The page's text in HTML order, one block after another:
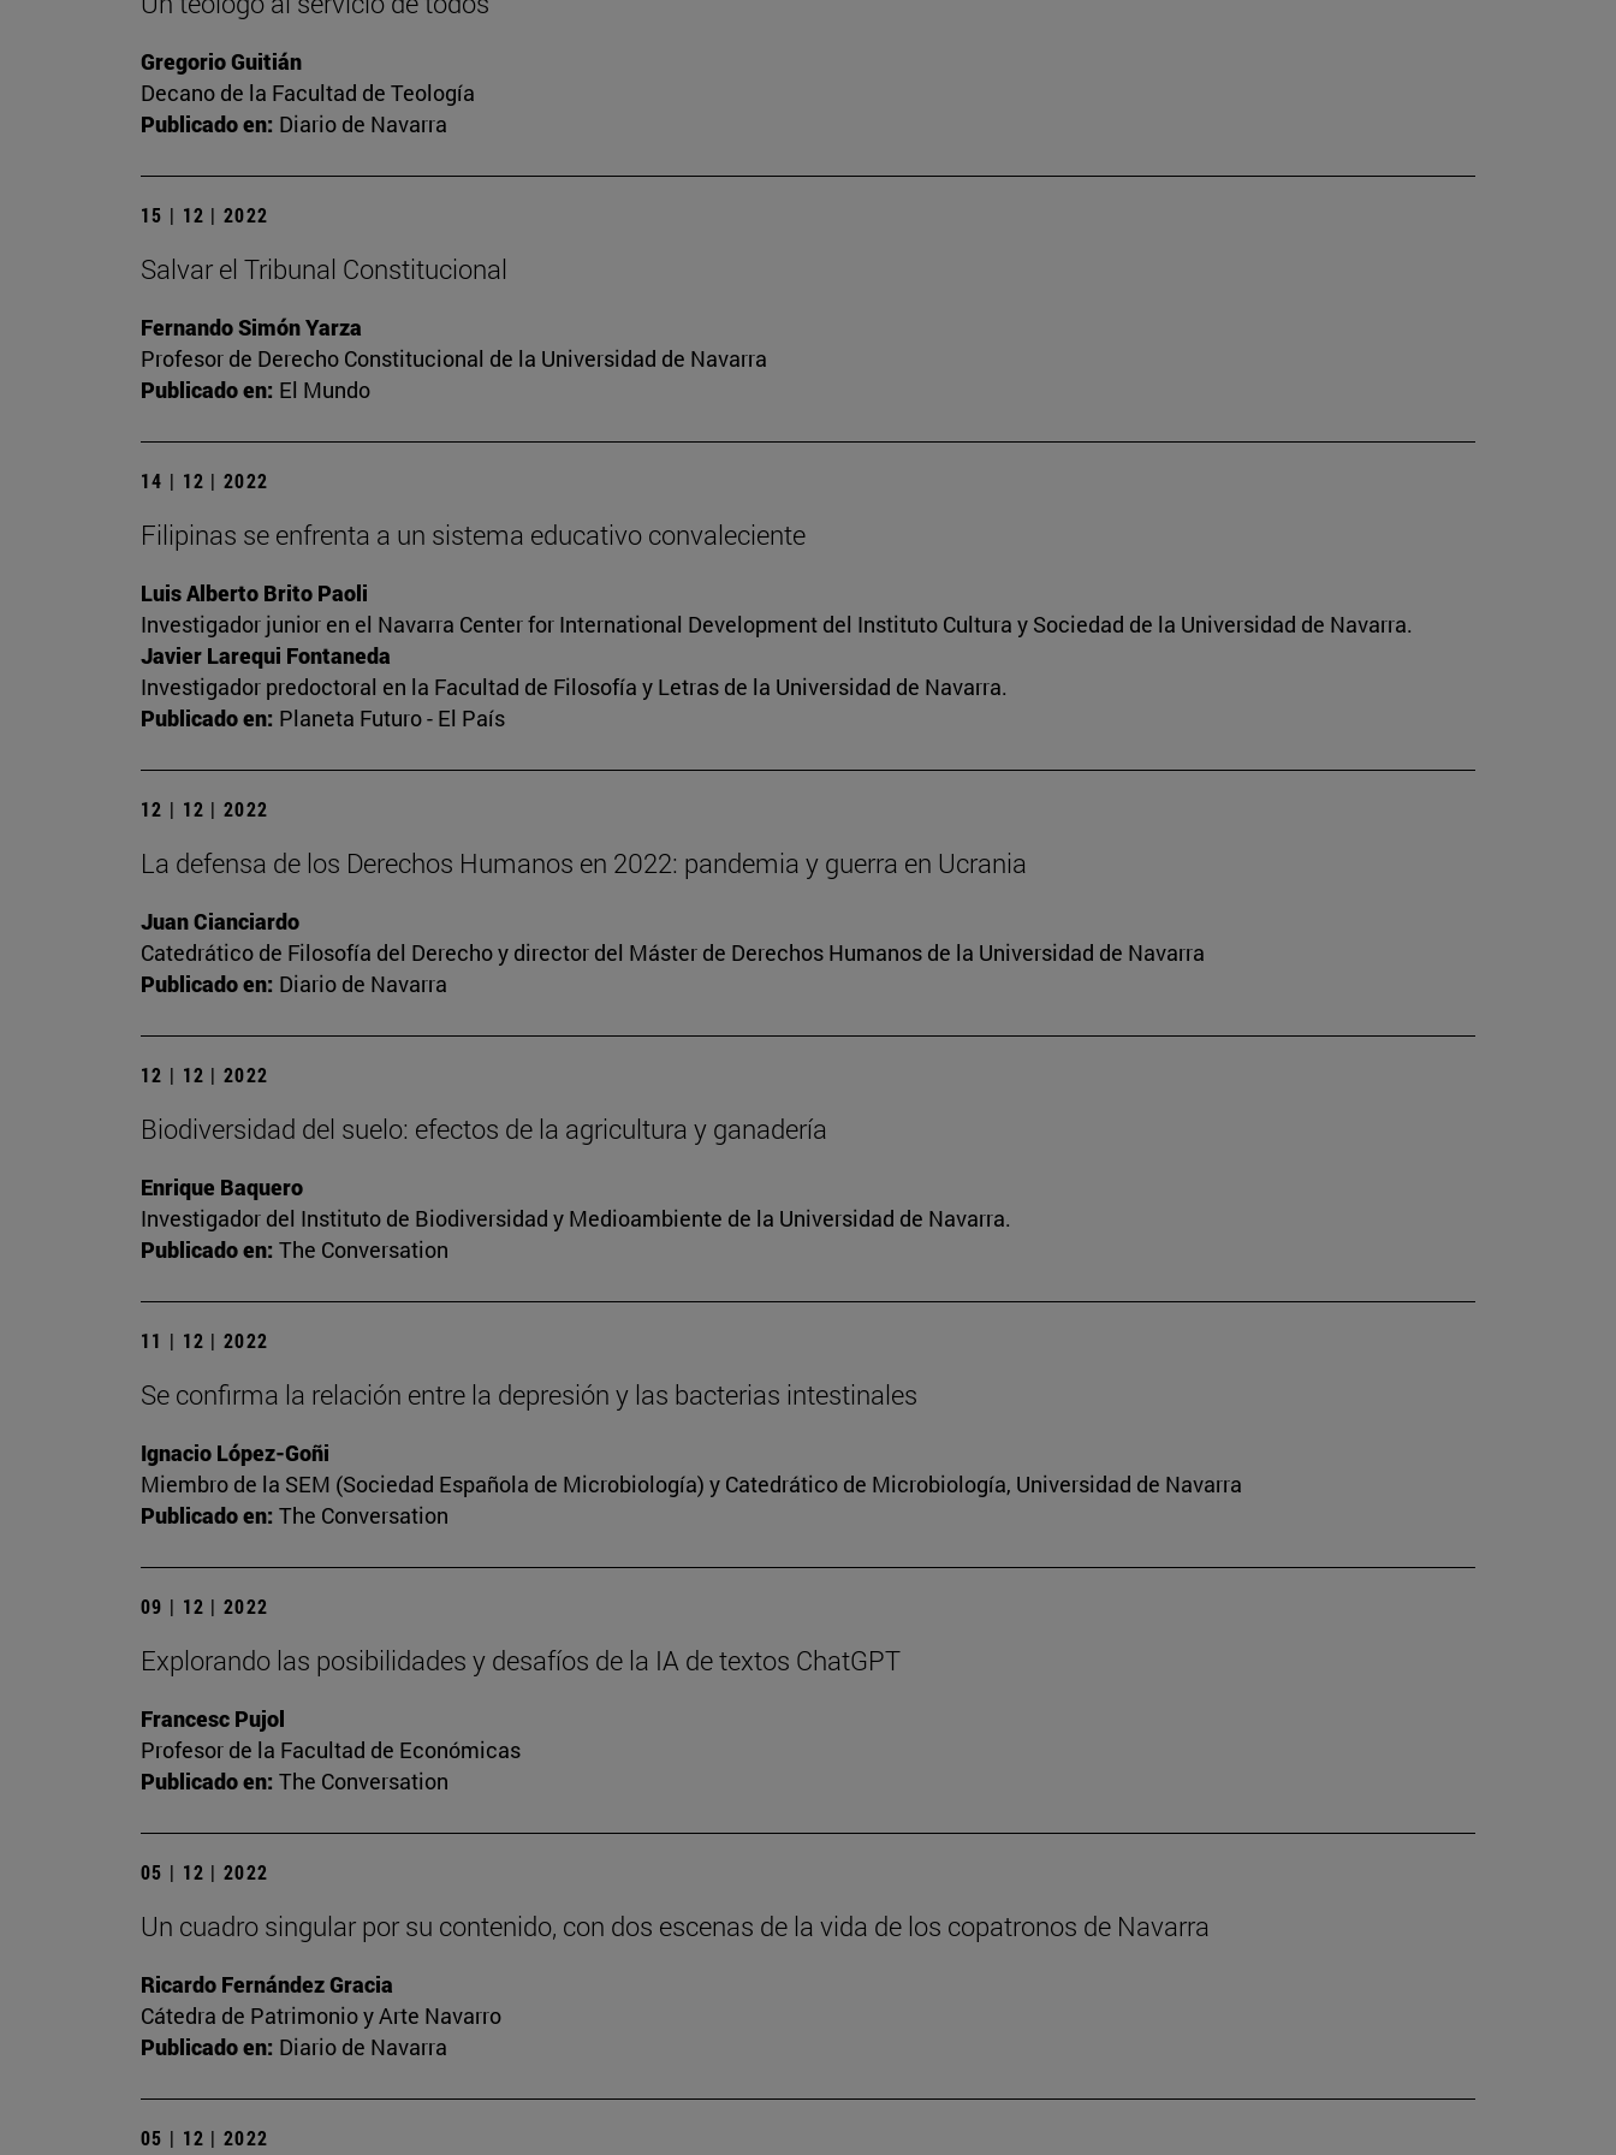
Gregorio Guitián
Decano de la Facultad de Teología
Publicado en: Diario de Navarra
15 | 12 | 2022
Salvar el Tribunal Constitucional
Fernando Simón Yarza
Profesor de Derecho Constitucional de la Universidad de Navarra
Publicado en: El Mundo
14 | 12 | 2022
Filipinas se enfrenta a un sistema educativo convaleciente
Luis Alberto Brito Paoli
Investigador junior en el Navarra Center for International Development del Instituto Cultura y Sociedad de la Universidad de Navarra.
Javier Larequi Fontaneda
Investigador predoctoral en la Facultad de Filosofía y Letras de la Universidad de Navarra.
Publicado en: Planeta Futuro - El País
12 | 12 | 2022
La defensa de los Derechos Humanos en 2022: pandemia y guerra en Ucrania
Juan Cianciardo
Catedrático de Filosofía del Derecho y director del Máster de Derechos Humanos de la Universidad de Navarra
Publicado en: Diario de Navarra
12 | 12 | 2022
Biodiversidad del suelo: efectos de la agricultura y ganadería
Enrique Baquero
Investigador del Instituto de Biodiversidad y Medioambiente de la Universidad de Navarra.
Publicado en: The Conversation
11 | 12 | 2022
Se confirma la relación entre la depresión y las bacterias intestinales
Ignacio López-Goñi
Miembro de la SEM (Sociedad Española de Microbiología) y Catedrático de Microbiología, Universidad de Navarra
Publicado en: The Conversation
09 | 12 | 2022
Explorando las posibilidades y desafíos de la IA de textos ChatGPT
Francesc Pujol
Profesor de la Facultad de Económicas
Publicado en: The Conversation
05 | 12 | 2022
Un cuadro singular por su contenido, con dos escenas de la vida de los copatronos de Navarra
Ricardo Fernández Gracia
Cátedra de Patrimonio y Arte Navarro
Publicado en: Diario de Navarra
05 | 12 | 2022